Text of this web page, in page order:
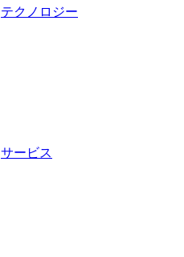
テクノロジー
サービス